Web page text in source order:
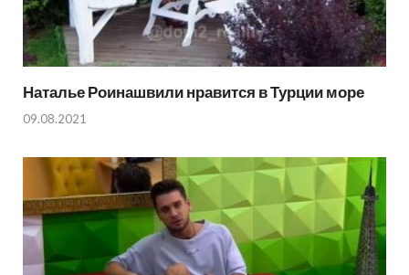
Наталье Роинашвили нравится в Турции море
09.08.2021